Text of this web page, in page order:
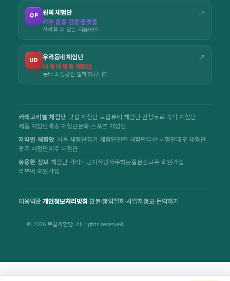
OP 원픽 체험단 ↗
리뷰 품질 검증 플랫폼
신뢰할 수 있는 리뷰어만
UD 우리동네 체험단 ↗
내 동네 맞춤 체험단
동네 소상공인 밀착 커뮤니티
카테고리별 체험단 맛집 체험단 모집뷰티 체험단 신청무료 숙박 체험단
제품 체험단배송 체험단문화·스포츠 체험단
지역별 체험단 서울 체험단경기 체험단인천 체험단부산 체험단대구 체험단
광주 체험단제주 체험단
유용한 정보 체험단 가이드공지사항자주하는질문광고주 회원가입
리뷰어 회원가입
이용약관·개인정보처리방침·환불·청약철회·사업자정보·문의하기
© 2026 로컬체험단. All rights reserved.